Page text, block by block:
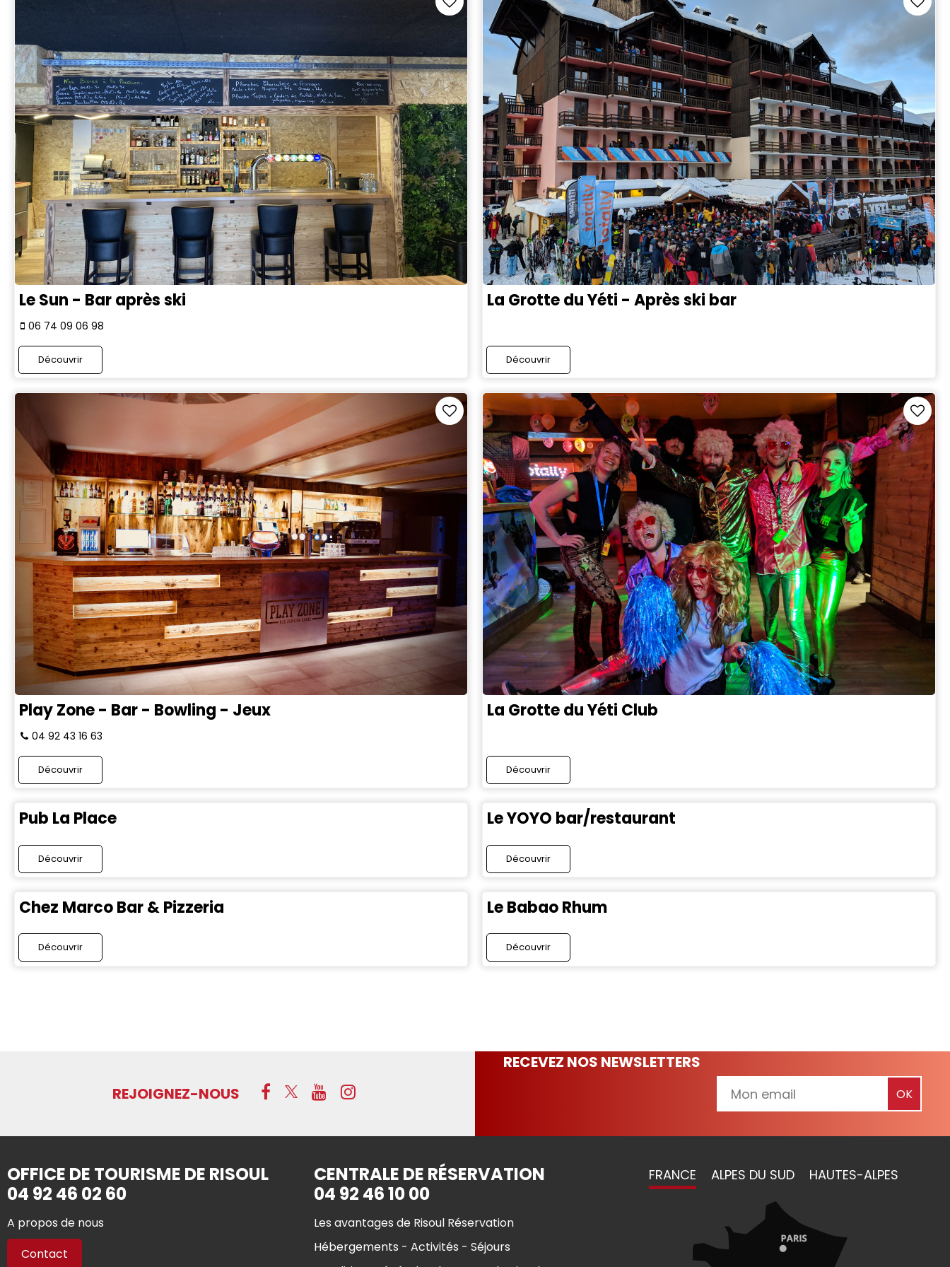
Le Sun - Bar après ski
06 74 09 06 98
Découvrir
La Grotte du Yéti - Après ski bar
Découvrir
Play Zone - Bar - Bowling - Jeux
04 92 43 16 63
Découvrir
La Grotte du Yéti Club
Découvrir
Pub La Place
Découvrir
Le YOYO bar/restaurant
Découvrir
Chez Marco Bar & Pizzeria
Découvrir
Le Babao Rhum
Découvrir
REJOIGNEZ-NOUS
RECEVEZ NOS NEWSLETTERS
OFFICE DE TOURISME DE RISOUL
04 92 46 02 60
A propos de nous
Contact
CENTRALE DE RÉSERVATION
04 92 46 10 00
Les avantages de Risoul Réservation
Hébergements - Activités - Séjours
FRANCE ALPES DU SUD HAUTES-ALPES